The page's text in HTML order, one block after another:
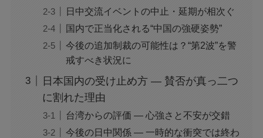
系列で調査
映画『銀行強盗：完全マニュアル』公開中止の
理由は？なぜなのか徹底調査
モンスト抽選会の炎上理由は？謝罪と再実施の
経緯をわかりやすく解説
日中交流イベントの中止・延期が相次ぐ
国内で正当化される“中国の強硬姿勢”
今後の追加制裁の可能性は？“第2波”を警
戒すべき状況に
日本国内の受け止め方 ― 賛否が真っ二つ
に割れた理由
台湾からの評価 ― 心強さと不安が交錯
今後の日中関係 ― 一時的な衝突では終わ